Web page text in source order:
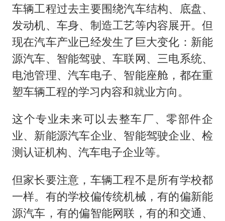
车辆工程过去主要围绕汽车结构、底盘、
发动机、车身、制造工艺等内容展开。但
现在汽车产业已经发生了巨大变化：新能
源汽车、智能驾驶、车联网、三电系统、
电池管理、汽车电子、智能座舱，都在重
塑车辆工程的学习内容和就业方向。
这个专业未来可以去整车厂、零部件企
业、新能源汽车企业、智能驾驶企业、检
测认证机构、汽车电子企业等。
但家长要注意，车辆工程不是所有学校都
一样。有的学校偏传统机械，有的偏新能
源汽车，有的偏智能网联，有的和交通、